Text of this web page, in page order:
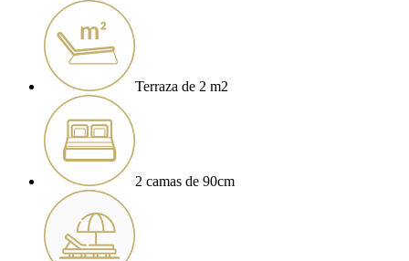
Terraza de 2 m2
2 camas de 90cm